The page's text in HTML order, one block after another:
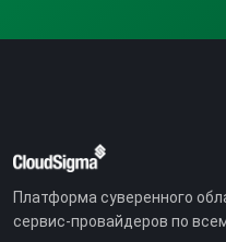
Платформа суверенного
сервис-провайдеров по